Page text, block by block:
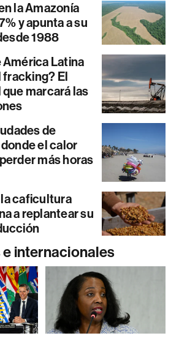
la Amazonía
y apunta a su
1988
América Latina
fracking? El
marcará las
de
el calor
más horas
la caficultura
a replantear su
internacionales